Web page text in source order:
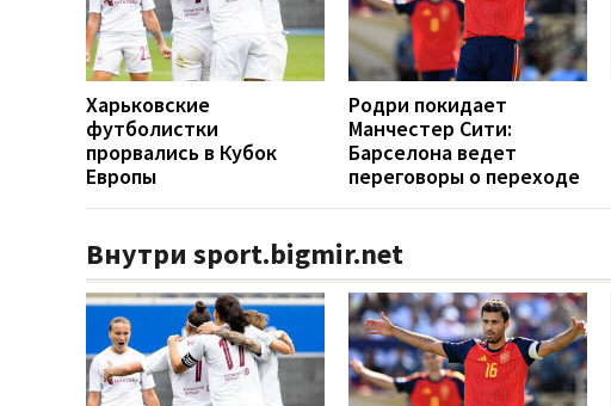
Харьковские
футболистки
прорвались в Кубок
Европы
Родри покидает
Манчестер Сити:
Барселона ведет
переговоры о переходе
Внутри sport.bigmir.net